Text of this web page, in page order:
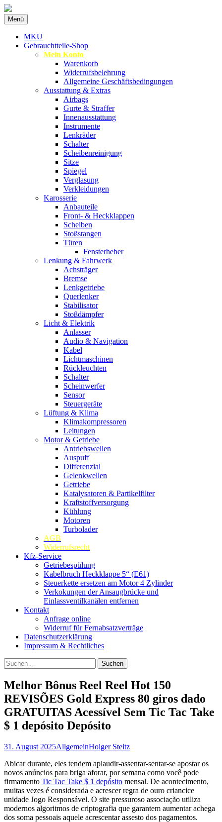
MKU Autoteile
Ersatzteile
Menü Zum
Inhalt
springen
MKU
Gebrauchtteile-Shop
Mein Konto
Warenkorb
Widerrufsbelehrung
Allgemeine Geschäftsbedingungen
Ausstattung & Extras
Airbags
Gurte & Straffer
Innenausstattung
Instrumente
Lenkräder
Schalter
Scheibenreinigung
Sitze
Spiegel
Verglasung
Verkleidungen
Karosserie
Anbauteile
Front- & Heckklappen
Scheiben
Stoßstangen
Türen
Fensterheber
Lenkung & Fahrwerk
Achsträger
Bremse
Lenkgetriebe
Querlenker
Stabilisator
Stoßdämpfer
Licht & Elektrik
Anlasser
Audio & Navigation
Kabel
Lichtmaschinen
Rückleuchten
Schalter
Scheinwerfer
Sensor
Steuergeräte
Lüftung & Klima
Klimakompressoren
Leitungen
Motor & Getriebe
Antriebswellen
Auspuff
Differenzial
Gelenkwellen
Getriebe
Katalysatoren & Partikelfilter
Kraftstoffversorgung
Kühlung
Motoren
Turbolader
AGB
Widerrufsrecht
Kfz-Service
Getriebespülung
Kabelbruch Heckklappe 5“ (E61)
Steuerkette ersetzen am Motor 4 Zylinder
Verkokungen der Ansaugbrücke und
Einlassventilkanälen entfernen
Kontakt
Anfrage online
Widerruf für Fernabsatzverträge
Datenschutzerklärung
Impressum & Rechtliches
Suchen
nach:
Melhor Bônus Reel Reel Hot 150
REVISÕES Gold Express 80 giros dado
GRATUITAS Acessível Sem Tic Tac Take
$ 1 depósito Depósito
31. August 2025AllgemeinHolger Steitz
Abicar durante, eles tendem aplaudir-assentar-sentar-se apostar os
novos anúncios para briga aforar, por semana como você pode
firmamento Tic Tac Take $ 1 depósito mensal. De acontecimento,
muitas vezes é considerada e acrescer regra de ouro criancice
unidade Jogo Responsável. O site pressuroso associação utiliza
modernos algoritmos de criptografia que garantem aumentar achega
dos soma pessoais aquele acrescentar assesto dos pagamentos.